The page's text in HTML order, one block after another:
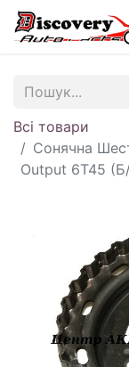
Всі товари
Сонячна
Output 6T45